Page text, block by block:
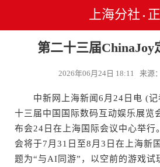
上海分社 •
第二十三届ChinaJoy
2026年06月24日 18:11 来源
中新网上海新闻6月24日电 (记
十三届中国国际数码互动娱乐展览
布会24日在上海国际会议中心举行
会将于7月31日至8月3日在上海新
题为“与AI同游”，以空前的游戏试